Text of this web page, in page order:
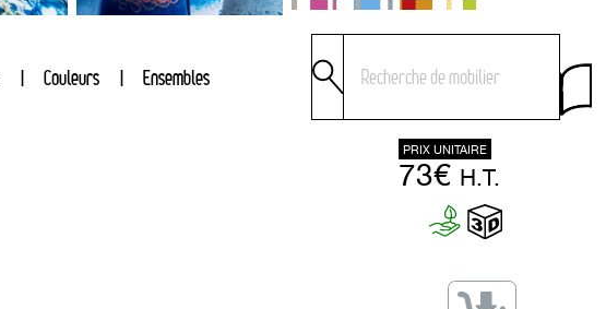
Couleurs Ensembles
PRIX UNITAIRE
73€ H.T.